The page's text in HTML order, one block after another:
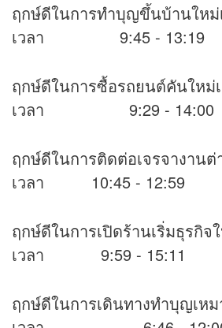
ฤกษ์ดีในการทำบุญขึ้นบ้านใหม่
เวลา 9:45 - 13:19
ฤกษ์ดีในการซื้อรถยนต์คันใหม่
เวลา 9:29 - 14:00
ฤกษ์ดีในการติดต่อเจรจางานต่
เวลา 10:45 - 12:59
ฤกษ์ดีในการเปิดร้านเริ่มธุรกิจ
เวลา 9:59 - 15:11
ฤกษ์ดีในการเดินทางทำบุญเห